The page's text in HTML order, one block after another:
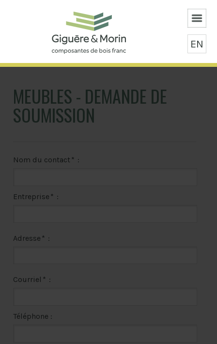
EN
MEUBLES - DEMANDE DE
SOUMISSION
Nom du contact * :
Entreprise * :
Adresse * :
Courriel * :
Téléphone :